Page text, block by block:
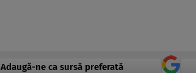
Adaugă-ne ca sursă preferată